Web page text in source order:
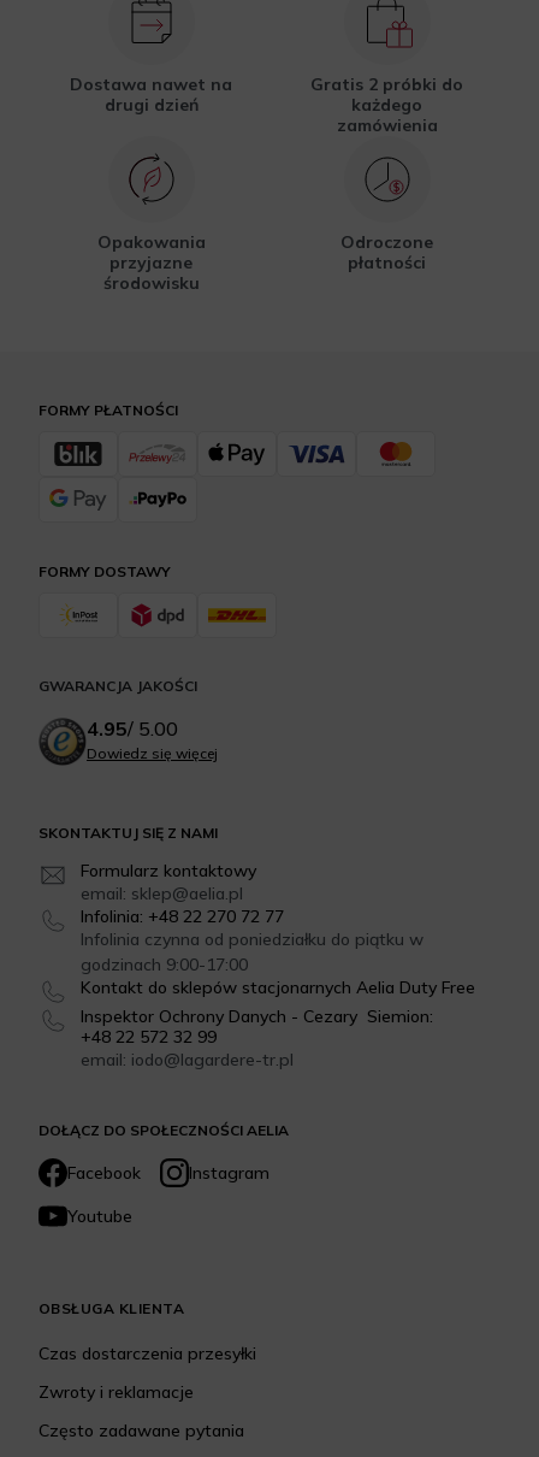
Dostawa nawet na
drugi dzień
Gratis 2 próbki do
każdego
zamówienia
Opakowania
przyjazne
środowisku
Odroczone
płatności
DOŁĄCZ DO SPOŁECZNOŚCI AELIA
Facebook
Instagram
Youtube
SKONTAKTUJ SIĘ Z NAMI
Formularz kontaktowy
email: sklep@aelia.pl
Infolinia: +48 22 270 72 77
Infolinia czynna od poniedziałku do piątku w
godzinach 9:00-17:00
Kontakt do sklepów stacjonarnych Aelia Duty Free
Inspektor Ochrony Danych - Cezary Siemion:
+48 22 572 32 99
email: iodo@lagardere-tr.pl
FORMY DOSTAWY
FORMY PŁATNOŚCI
OBSŁUGA KLIENTA
Czas dostarczenia przesyłki
Zwroty i reklamacje
Często zadawane pytania
GWARANCJA JAKOŚCI
4.95/ 5.00
Dowiedz się więcej